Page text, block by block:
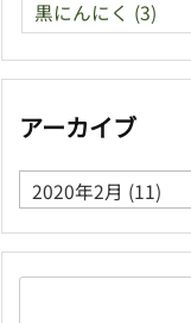
黒にんにく (3)
アーカイブ
ア
ー
カ